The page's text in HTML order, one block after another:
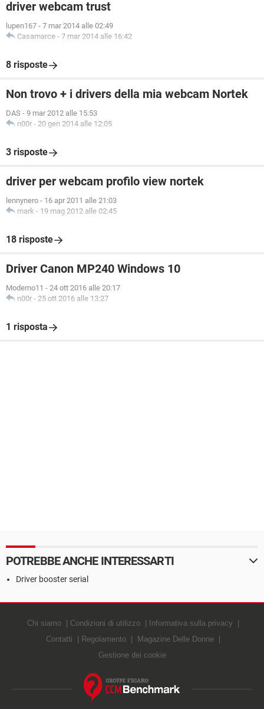
driver webcam trust
lupen167 - 7 mar 2014 alle 02:49
Casamarce - 7 mar 2014 alle 16:42
8 risposte
Non trovo + i drivers della mia webcam Nortek
DAS - 9 mar 2012 alle 15:53
n00r - 20 gen 2014 alle 12:05
3 risposte
driver per webcam profilo view nortek
lennynero - 16 apr 2011 alle 21:03
mark - 19 mag 2012 alle 02:45
18 risposte
Driver Canon MP240 Windows 10
Moderno11 - 24 ott 2016 alle 20:17
n00r - 25 ott 2016 alle 13:27
1 risposta
POTREBBE ANCHE INTERESSARTI
Driver booster serial
Chi siamo Condizioni di utilizzo
Informativa sulla privacy
Contatti
Regolamento
Magazine Delle Donne
Gestione dei cookie